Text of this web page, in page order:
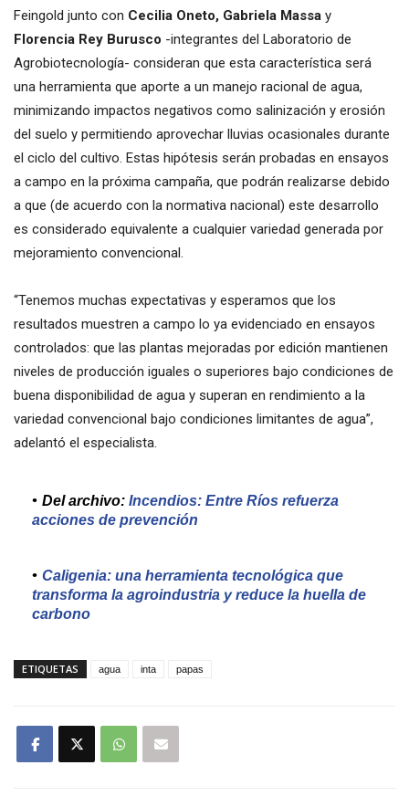
Feingold junto con Cecilia Oneto, Gabriela Massa y
Florencia Rey Burusco -integrantes del Laboratorio de
Agrobiotecnología- consideran que esta característica será
una herramienta que aporte a un manejo racional de agua,
minimizando impactos negativos como salinización y erosión
del suelo y permitiendo aprovechar lluvias ocasionales durante
el ciclo del cultivo. Estas hipótesis serán probadas en ensayos
a campo en la próxima campaña, que podrán realizarse debido
a que (de acuerdo con la normativa nacional) este desarrollo
es considerado equivalente a cualquier variedad generada por
mejoramiento convencional.
“Tenemos muchas expectativas y esperamos que los
resultados muestren a campo lo ya evidenciado en ensayos
controlados: que las plantas mejoradas por edición mantienen
niveles de producción iguales o superiores bajo condiciones de
buena disponibilidad de agua y superan en rendimiento a la
variedad convencional bajo condiciones limitantes de agua”,
adelantó el especialista.
Del archivo: Incendios: Entre Ríos refuerza
acciones de prevención
Caligenia: una herramienta tecnológica que
transforma la agroindustria y reduce la huella de
carbono
ETIQUETAS agua inta papas